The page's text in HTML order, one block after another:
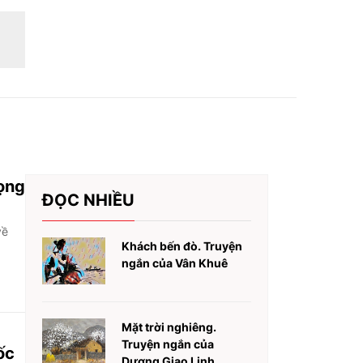
ĐỌC NHIỀU
Khách bến đò. Truyện
ngắn của Vân Khuê
Mặt trời nghiêng.
Truyện ngắn của